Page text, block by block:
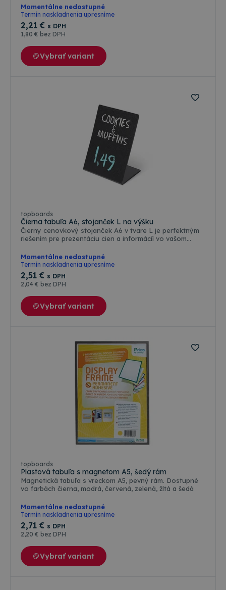
typy kriedových popisovačov, čo umožňuje jednoduché
a rýchle zmeny cien alebo informácií. Kriedové
popisovače je možné zakúpiť ako príslušenstvo.Vďaka
jeho praktickosti a štýlovému vzhľadu bude váš podnik
vyzerať profesionálne a atraktívne. Investujte do kvality
a funkčnosti s týmto cenovkovým stojančekom, ktorý je
navrhnutý tak, aby splnil všetky vaše potreby.
Momentálne nedostupné
Termín naskladnenia upresníme
2,21 € s DPH
1,80 € bez DPH
Vybrať variant
topboards
Čierna tabuľa A6, stojanček L na výšku
Čierny cenovkový stojanček A6 v tvare L je perfektným
riešením pre prezentáciu cien a informácií vo vašom
typy kriedových popisovačov, čo umožňuje jednoduché
a rýchle zmeny cien alebo informácií. Kriedové
popisovače je možné zakúpiť ako príslušenstvo.Vďaka
jeho praktickosti a štýlovému vzhľadu bude váš podnik
vyzerať profesionálne a atraktívne. Investujte do kvality
a funkčnosti s týmto cenovkovým stojančekom, ktorý je
navrhnutý tak, aby splnil všetky vaše potreby.
Momentálne nedostupné
Termín naskladnenia upresníme
2,51 € s DPH
2,04 € bez DPH
Vybrať variant
topboards
Plastová tabuľa s magnetom A5, šedý rám
Magnetická tabuľa s vreckom A5, pevný rám. Dostupné
vo farbách čierna, modrá, červená, zelená, žltá a šedá
Momentálne nedostupné
Termín naskladnenia upresníme
2,71 € s DPH
2,20 € bez DPH
Vybrať variant